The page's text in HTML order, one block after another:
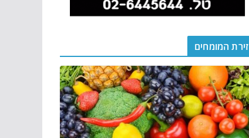
זירת המומחים